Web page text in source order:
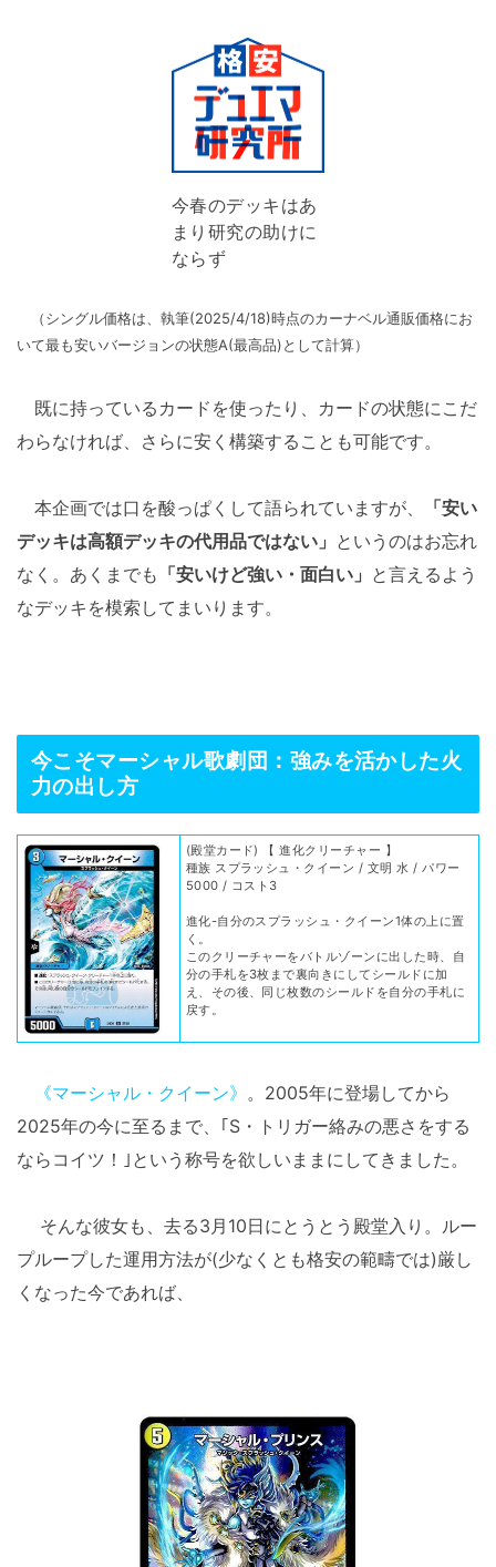
今春のデッキはあ
まり研究の助けに
ならず
（シングル価格は、執筆(2025/4/18)時点のカーナベル通販価格にお
いて最も安いバージョンの状態A(最高品)として計算）
既に持っているカードを使ったり、カードの状態にこだ
わらなければ、さらに安く構築することも可能です。
本企画では口を酸っぱくして語られていますが、
「安い
デッキは高額デッキの代用品ではない」 というのはお忘れ
なく。あくまでも 「安いけど強い・面白い」 と言えるよう
なデッキを模索してまいります。
今こそマーシャル歌劇団：強みを活かした火
力の出し方
(殿堂カード) 【 進化クリーチャー 】
種族 スプラッシュ・クイーン / 文明 水 / パワー
5000 / コスト3
進化-自分のスプラッシュ・クイーン1体の上に置
く。
このクリーチャーをバトルゾーンに出した時、自
分の手札を3枚まで裏向きにしてシールドに加
え、その後、同じ枚数のシールドを自分の手札に
戻す。
《マーシャル・クイーン》 。2005年に登場してから
2025年の今に至るまで、｢S・トリガー絡みの悪さをする
ならコイツ！｣という称号を欲しいままにしてきました。
そんな彼女も、去る3月10日にとうとう殿堂入り。ルー
プループした運用方法が(少なくとも格安の範疇では)厳し
くなった今であれば、